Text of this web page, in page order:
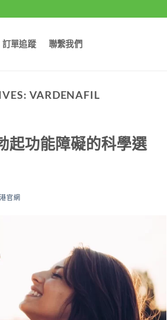
訂單追蹤 聯繫我們
VARDENAFIL
起功能障礙的科學選
官網